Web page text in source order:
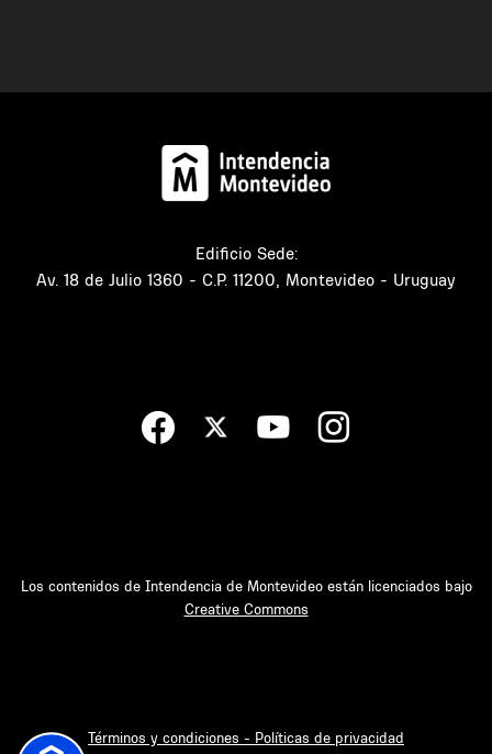
Edificio Sede:
Av. 18 de Julio 1360 - C.P. 11200, Montevideo - Uruguay
Los contenidos de Intendencia de Montevideo están licenciados bajo
Creative Commons
Términos y condiciones - Políticas de privacidad